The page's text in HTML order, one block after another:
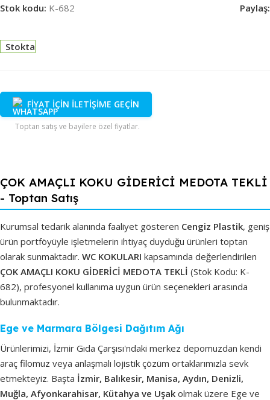
Stok kodu: K-682 Paylaş:
Stokta
FİYAT İÇİN İLETİŞİME GEÇİN
Toptan satış ve bayilere özel fiyatlar.
ÇOK AMAÇLI KOKU GİDERİCİ MEDOTA TEKLİ
- Toptan Satış
Kurumsal tedarik alanında faaliyet gösteren Cengiz Plastik, geniş
ürün portföyüyle işletmelerin ihtiyaç duyduğu ürünleri toptan
olarak sunmaktadır. WC KOKULARI kapsamında değerlendirilen
ÇOK AMAÇLI KOKU GİDERİCİ MEDOTA TEKLİ (Stok Kodu: K-
682), profesyonel kullanıma uygun ürün seçenekleri arasında
bulunmaktadır.
Ege ve Marmara Bölgesi Dağıtım Ağı
Ürünlerimizi, İzmir Gıda Çarşısı'ndaki merkez depomuzdan kendi
araç filomuz veya anlaşmalı lojistik çözüm ortaklarımızla sevk
etmekteyiz. Başta İzmir, Balıkesir, Manisa, Aydın, Denizli,
Muğla, Afyonkarahisar, Kütahya ve Uşak olmak üzere Ege ve